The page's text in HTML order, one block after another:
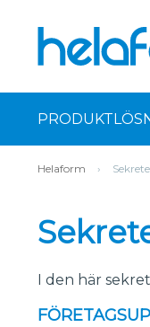
Helaform ›
I den här